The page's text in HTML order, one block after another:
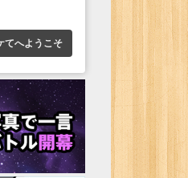
てへようこそ